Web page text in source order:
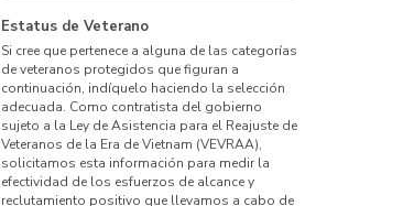
Estatus de Veterano
Si cree que pertenece a alguna de las categorías
de veteranos protegidos que figuran a
continuación, indíquelo haciendo la selección
adecuada. Como contratista del gobierno
sujeto a la Ley de Asistencia para el Reajuste de
Veteranos de la Era de Vietnam (VEVRAA),
solicitamos esta información para medir la
efectividad de los esfuerzos de alcance y
reclutamiento positivo que llevamos a cabo de